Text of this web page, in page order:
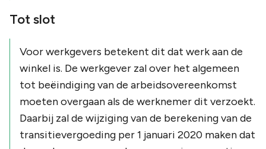
Tot slot
Voor werkgevers betekent dit dat werk aan de
winkel is. De werkgever zal over het algemeen
tot beëindiging van de arbeidsovereenkomst
moeten overgaan als de werknemer dit verzoekt.
Daarbij zal de wijziging van de berekening van de
transitievergoeding per 1 januari 2020 maken dat